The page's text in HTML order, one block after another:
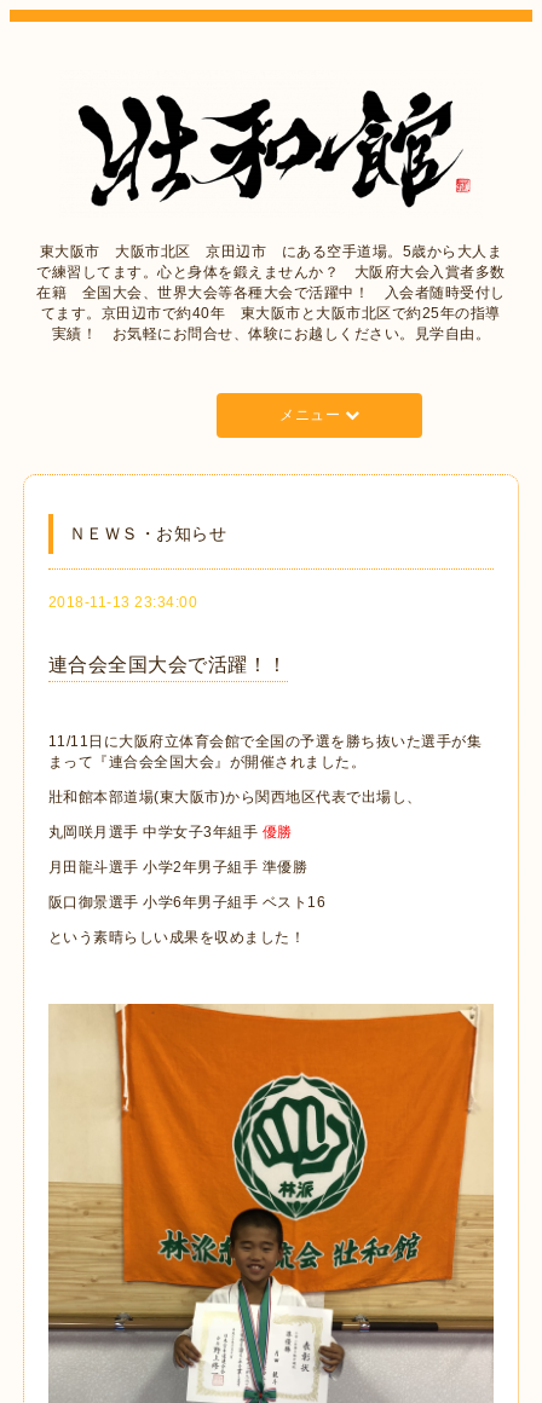
東大阪市 大阪市北区 京田辺市 にある空手道場。5歳から大人ま
で練習してます。心と身体を鍛えませんか？ 大阪府大会入賞者多数
在籍 全国大会、世界大会等各種大会で活躍中！ 入会者随時受付し
てます。京田辺市で約40年 東大阪市と大阪市北区で約25年の指導
実績！ お気軽にお問合せ、体験にお越しください。見学自由。
メニュー
ＮＥＷＳ・お知らせ
2018-11-13 23:34:00
連合会全国大会で活躍！！
11/11日に大阪府立体育会館で全国の予選を勝ち抜いた選手が集
まって『連合会全国大会』が開催されました。
壯和館本部道場(東大阪市)から関西地区代表で出場し、
丸岡咲月選手 中学女子3年組手 優勝
月田龍斗選手 小学2年男子組手 準優勝
阪口御景選手 小学6年男子組手 ベスト16
という素晴らしい成果を収めました！